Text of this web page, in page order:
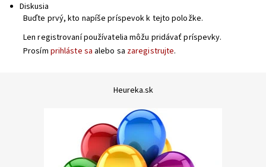
Diskusia
Buďte prvý, kto napíše príspevok k tejto položke.
Len registrovaní používatelia môžu pridávať príspevky.
Prosím prihláste sa alebo sa zaregistrujte.
Heureka.sk